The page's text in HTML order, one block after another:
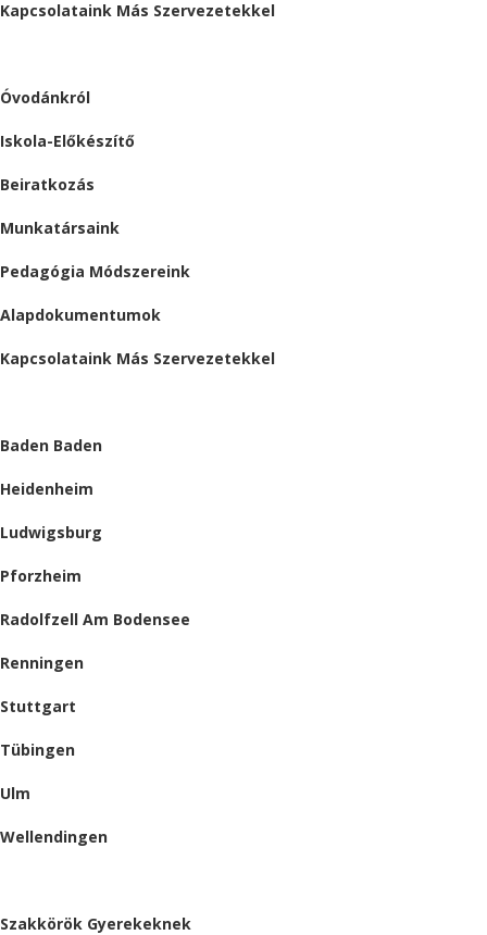
Kapcsolataink Más Szervezetekkel
Óvodánkról
Iskola-Előkészítő
Beiratkozás
Munkatársaink
Pedagógia Módszereink
Alapdokumentumok
Kapcsolataink Más Szervezetekkel
Baden Baden
Heidenheim
Ludwigsburg
Pforzheim
Radolfzell Am Bodensee
Renningen
Stuttgart
Tübingen
Ulm
Wellendingen
Szakkörök Gyerekeknek